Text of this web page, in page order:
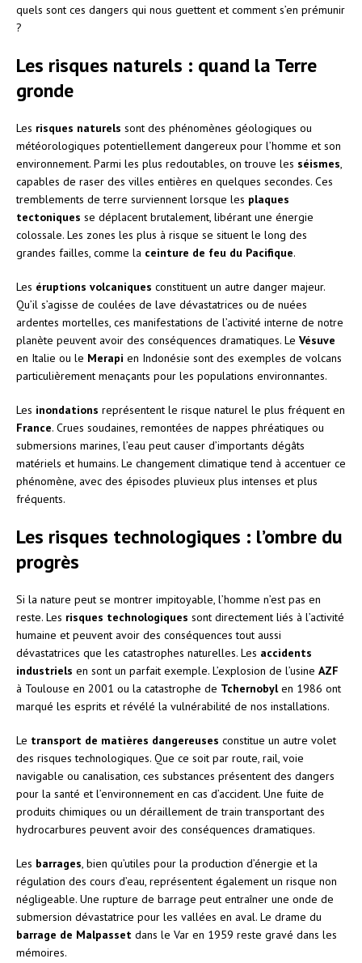
quels sont ces dangers qui nous guettent et comment s’en prémunir
?
Les risques naturels : quand la Terre
gronde
Les risques naturels sont des phénomènes géologiques ou
météorologiques potentiellement dangereux pour l’homme et son
environnement. Parmi les plus redoutables, on trouve les séismes
capables de raser des villes entières en quelques secondes. Ces
tremblements de terre surviennent lorsque les plaques
tectoniques se déplacent brutalement, libérant une énergie
colossale. Les zones les plus à risque se situent le long des
grandes failles, comme la ceinture de feu du Pacifique.
Les éruptions volcaniques constituent un autre danger majeur.
Qu’il s’agisse de coulées de lave dévastatrices ou de nuées
ardentes mortelles, ces manifestations de l’activité interne de notre
planète peuvent avoir des conséquences dramatiques. Le Vésuve
en Italie ou le Merapi en Indonésie sont des exemples de volcans
particulièrement menaçants pour les populations environnantes.
Les inondations représentent le risque naturel le plus fréquent en
France. Crues soudaines, remontées de nappes phréatiques ou
submersions marines, l’eau peut causer d’importants dégâts
matériels et humains. Le changement climatique tend à accentuer ce
phénomène, avec des épisodes pluvieux plus intenses et plus
fréquents.
Les risques technologiques : l’ombre du
progrès
Si la nature peut se montrer impitoyable, l’homme n’est pas en
reste. Les risques technologiques sont directement liés à l’activité
humaine et peuvent avoir des conséquences tout aussi
dévastatrices que les catastrophes naturelles. Les accidents
industriels en sont un parfait exemple. L’explosion de l’usine AZF
à Toulouse en 2001 ou la catastrophe de Tchernobylen 1986 ont
marqué les esprits et révélé la vulnérabilité de nos installations.
Le transport de matières dangereuses constitue un autre volet
des risques technologiques. Que ce soit par route, rail, voie
navigable ou canalisation, ces substances présentent des dangers
pour la santé et l’environnement en cas d’accident. Une fuite de
produits chimiques ou un déraillement de train transportant des
hydrocarbures peuvent avoir des conséquences dramatiques.
Les barrages , bien qu’utiles pour la production d’énergie et la
régulation des cours d’eau, représentent également un risque non
négligeable. Une rupture de barrage peut entraîner une onde de
submersion dévastatrice pour les vallées en aval. Le drame du
barrage de Malpasset dans le Var en 1959 reste gravé dans les
mémoires.